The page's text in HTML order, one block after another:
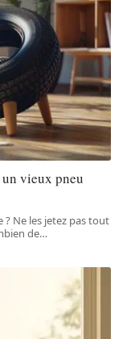
vieux pneu
Ne les jetez pas tout
de…